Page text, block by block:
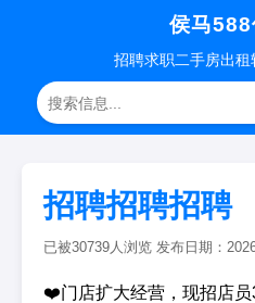
侯马588
招聘求职二手房出租
招聘招聘招聘
已被30739人浏览 发布日期：
❤️门店扩大经营，现招店员